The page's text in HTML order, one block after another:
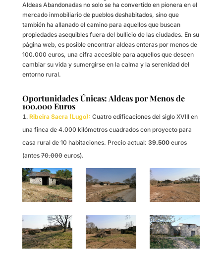
Aldeas Abandonadas no solo se ha convertido en pionera en el
mercado inmobiliario de pueblos deshabitados, sino que
también ha allanado el camino para aquellos que buscan
propiedades asequibles fuera del bullicio de las ciudades. En su
página web, es posible encontrar aldeas enteras por menos de
100.000 euros, una cifra accesible para aquellos que deseen
cambiar su vida y sumergirse en la calma y la serenidad del
entorno rural.
Oportunidades Únicas: Aldeas por Menos de
100.000 Euros
Ribeira Sacra (Lugo): Cuatro edificaciones del siglo XVIII en
una finca de 4.000 kilómetros cuadrados con proyecto para
casa rural de 10 habitaciones. Precio actual: 39.500euros
(antes70.000euros).